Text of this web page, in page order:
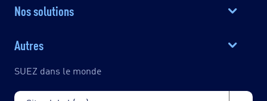
Nos solutions
Autres
SUEZ dans le monde